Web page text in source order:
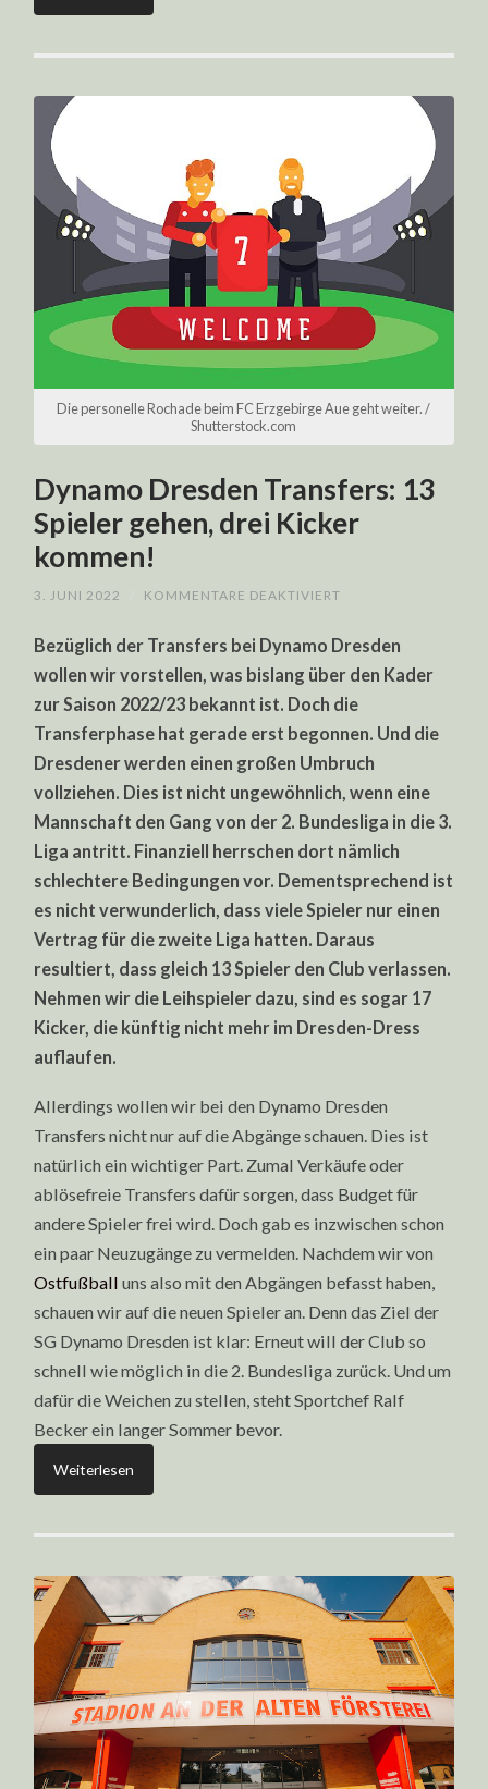
Die personelle Rochade beim FC Erzgebirge Aue geht weiter. /
Shutterstock.com
Dynamo Dresden Transfers: 13
Spieler gehen, drei Kicker
kommen!
3. JUNI 2022 KOMMENTARE DEAKTIVIERT
TRANSFERS:
SPIELER
DREI
KICKER
KOMMEN!
Bezüglich der Transfers bei Dynamo Dresden
wollen wir vorstellen, was bislang über den Kader
zur Saison 2022/23 bekannt ist. Doch die
Transferphase hat gerade erst begonnen. Und die
Dresdener werden einen großen Umbruch
vollziehen. Dies ist nicht ungewöhnlich, wenn eine
Mannschaft den Gang von der 2. Bundesliga in die 3.
Liga antritt. Finanziell herrschen dort nämlich
schlechtere Bedingungen vor. Dementsprechend ist
es nicht verwunderlich, dass viele Spieler nur einen
Vertrag für die zweite Liga hatten. Daraus
resultiert, dass gleich 13 Spieler den Club verlassen.
Nehmen wir die Leihspieler dazu, sind es sogar 17
Kicker, die künftig nicht mehr im Dresden-Dress
auflaufen.
Allerdings wollen wir bei den Dynamo Dresden
Transfers nicht nur auf die Abgänge schauen. Dies ist
natürlich ein wichtiger Part. Zumal Verkäufe oder
ablösefreie Transfers dafür sorgen, dass Budget für
andere Spieler frei wird. Doch gab es inzwischen schon
ein paar Neuzugänge zu vermelden. Nachdem wir von
Ostfußball uns also mit den Abgängen befasst haben,
schauen wir auf die neuen Spieler an. Denn das Ziel der
SG Dynamo Dresden ist klar: Erneut will der Club so
schnell wie möglich in die 2. Bundesliga zurück. Und um
dafür die Weichen zu stellen, steht Sportchef Ralf
Becker ein langer Sommer bevor.
Weiterlesen